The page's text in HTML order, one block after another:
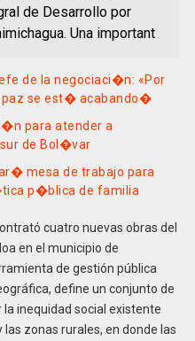
de Desarrollo por
Una important
de la negociaci�n: «Por
paz se est� acabando�
para atender a
de Bol�var
mesa de trabajo para
p�blica de familia
cuatro nuevas obras del
en el municipio de
de gestión pública
define un conjunto de
inequidad social existente
zonas rurales, en donde las